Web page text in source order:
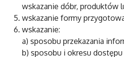
wskazanie dóbr, produktów
wskazanie formy
wskazanie:
a) sposobu przekazania
b) sposobu i okresu